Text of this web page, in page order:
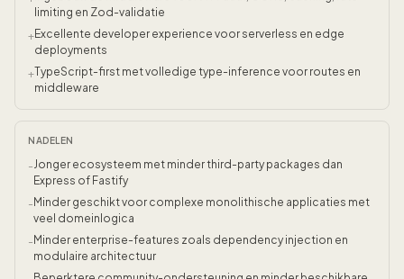
limiting en Zod-validatie
+Excellente developer experience voor serverless en edge
deployments
+TypeScript-first met volledige type-inference voor routes en
middleware
NADELEN
-Jonger ecosysteem met minder third-party packages dan
Express of Fastify
- Minder geschikt voor complexe monolithische applicaties met
veel domeinlogica
- Minder enterprise-features zoals dependency injection en
modulaire architectuur